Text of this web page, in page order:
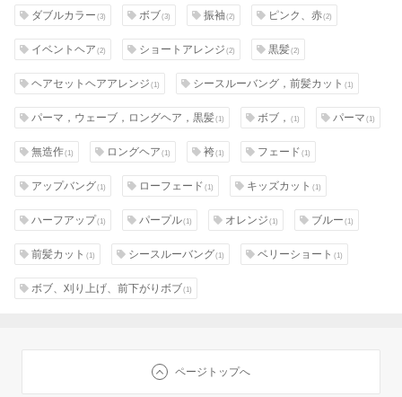
ダブルカラー(3) ボブ(3) 振袖(2) ピンク、赤(2)
イベントヘア(2) ショートアレンジ(2) 黒髪(2)
ヘアセットヘアアレンジ(1) シースルーバング，前髪カット(1)
パーマ，ウェーブ，ロングヘア，黒髪(1) ボブ，(1) パーマ(1)
無造作(1) ロングヘア(1) 袴(1) フェード(1)
アップバング(1) ローフェード(1) キッズカット(1)
ハーフアップ(1) パープル(1) オレンジ(1) ブルー(1)
前髪カット(1) シースルーバング(1) ベリーショート(1)
ボブ、刈り上げ、前下がりボブ(1)
ページトップへ